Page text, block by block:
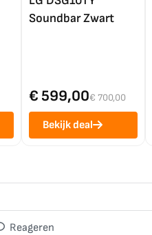
Soundbar Zwart
€ 599,00€ 700,00
Bekijk deal
Reageren